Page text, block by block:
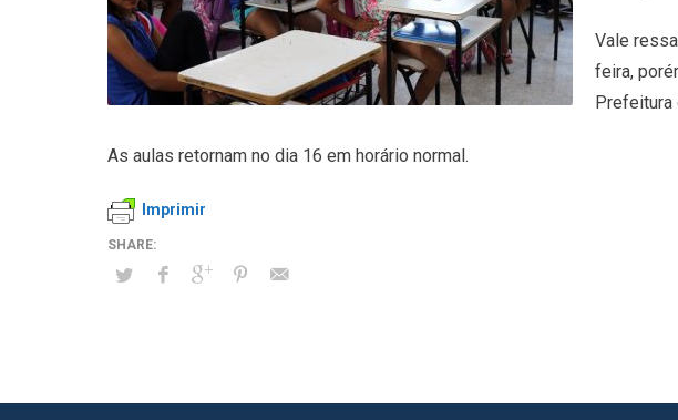
Vale
feira,
Prefeitura
As aulas retornam no dia 16 em horário normal.
Imprimir